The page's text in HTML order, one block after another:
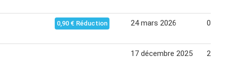
0,90 € Réduction 24 mars 2026 06
17 décembre 2025 24